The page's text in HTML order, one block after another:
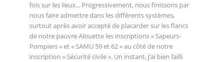
fois sur les lieux... Progressivement, nous finissons par
nous faire admettre dans les différents systèmes,
surtout après avoir accepté de placarder sur les flancs
de notre pauvre Alouette les inscriptions « Sapeurs-
Pompiers » et « SAMU 59 et 62 » au côté de notre
inscription « Sécurité civile ». Un instant, j’ai bien failli